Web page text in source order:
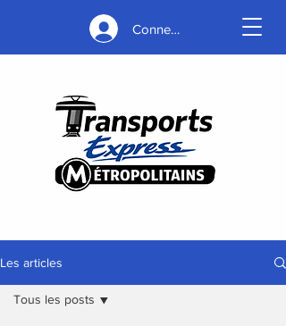
Connexion
Les articles
Tous les posts